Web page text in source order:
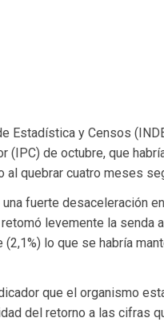
Estadística y Censos
(IPC) de octubre, que
al quebrar cuatro meses
fuerte desaceleración
levemente la senda
lo que se habría
que el organismo
del retorno a las cifras